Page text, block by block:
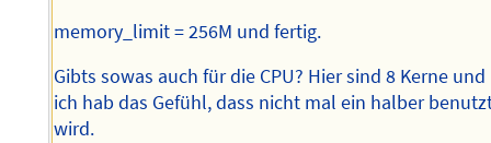
memory_limit = 256M und fertig.
Gibts sowas auch für die CPU? Hier sind 8 Kerne und
ich hab das Gefühl, dass nicht mal ein halber
wird.